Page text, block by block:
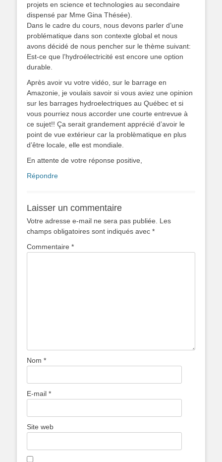
projets en science et technologies au secondaire
dispensé par Mme Gina Thésée).
Dans le cadre du cours, nous devons parler d’une
problématique dans son contexte global et nous
avons décidé de nous pencher sur le thème suivant:
Est-ce que l’hydroélectricité est encore une option
durable.
Après avoir vu votre vidéo, sur le barrage en
Amazonie, je voulais savoir si vous aviez une opinion
sur les barrages hydroelectriques au Québec et si
vous pourriez nous accorder une courte entrevue à
ce sujet!! Ça serait grandement apprécié d’avoir le
point de vue extérieur car la problèmatique en plus
d’être locale, elle est mondiale.
En attente de votre réponse positive,
Répondre
Laisser un commentaire
Votre adresse e-mail ne sera pas publiée. Les
champs obligatoires sont indiqués avec *
Commentaire *
Nom *
E-mail *
Site web